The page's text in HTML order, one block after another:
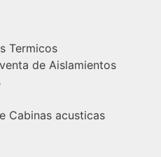
Termicos
de Aislamientos
Cabinas acusticas